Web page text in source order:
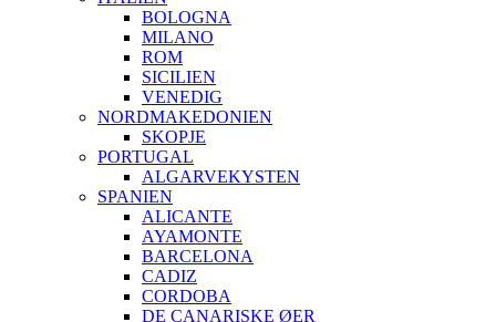
BOLOGNA
MILANO
ROM
SICILIEN
VENEDIG
NORDMAKEDONIEN
SKOPJE
PORTUGAL
ALGARVEKYSTEN
SPANIEN
ALICANTE
AYAMONTE
BARCELONA
CADIZ
CORDOBA
DE CANARISKE ØER